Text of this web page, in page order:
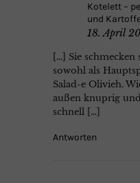
Kotelett –
und
18. April
[…] Sie
sowohl als
Salad-e Olivieh.
außen knuprig
schnell […]
Antworten